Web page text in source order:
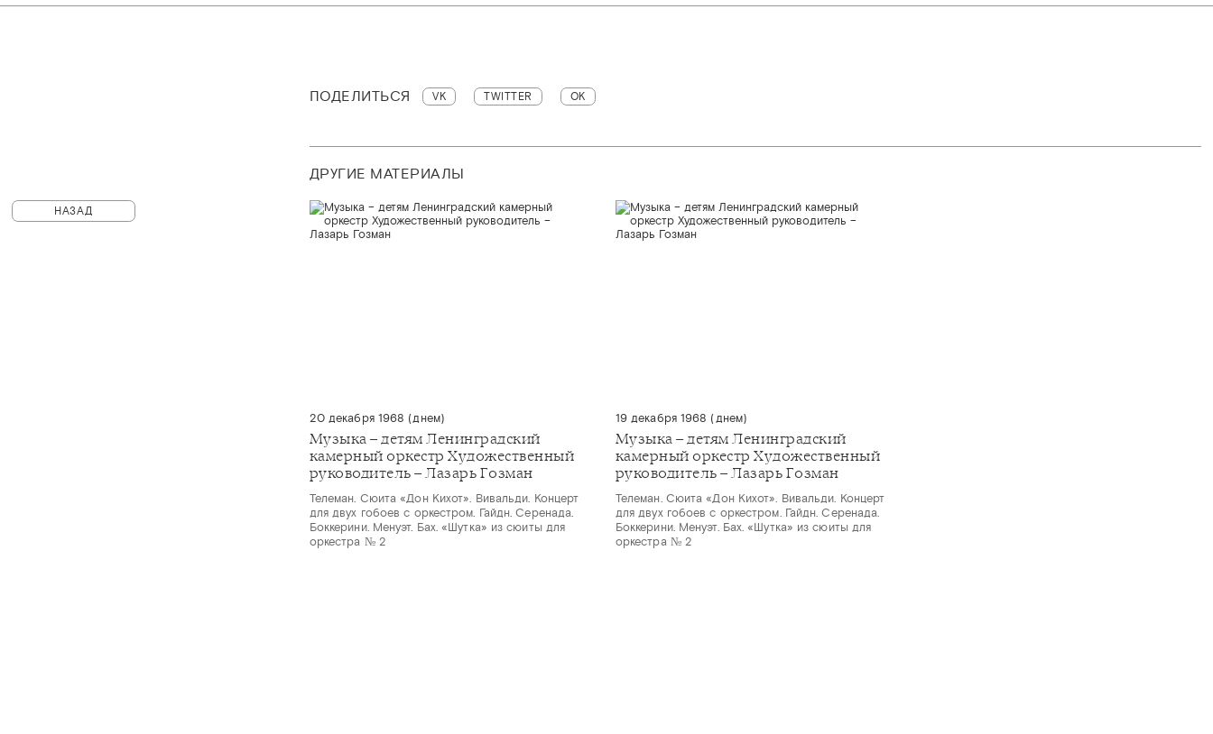
ПОДЕЛИТЬСЯ VK TWITTER OK
ДРУГИЕ МАТЕРИАЛЫ
19 декабря 1968 (днем)
Музыка – детям Ленинградский
камерный оркестр Художественный
руководитель – Лазарь Гозман
Телеман. Сюита «Дон Кихот». Вивальди. Концерт
для двух гобоев с оркестром. Гайдн. Серенада.
Боккерини. Менуэт. Бах. «Шутка» из сюиты для
оркестра № 2
20 декабря 1968 (днем)
Музыка – детям Ленинградский
камерный оркестр Художественный
руководитель – Лазарь Гозман
Телеман. Сюита «Дон Кихот». Вивальди. Концерт
для двух гобоев с оркестром. Гайдн. Серенада.
Боккерини. Менуэт. Бах. «Шутка» из сюиты для
оркестра № 2
НАЗАД